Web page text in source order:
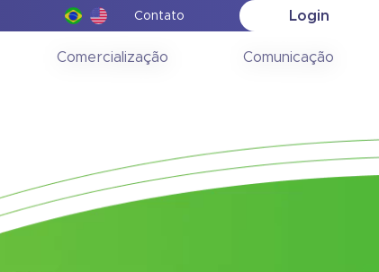
Contato Login
Comercialização Comunicação
–